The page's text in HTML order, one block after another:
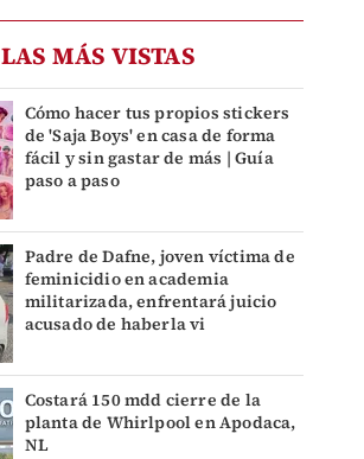
LAS MÁS VISTAS
Cómo hacer tus propios stickers
de 'Saja Boys' en casa de forma
fácil y sin gastar de más | Guía
paso a paso
Padre de Dafne, joven víctima de
feminicidio en academia
militarizada, enfrentará juicio
acusado de haberla vi
Costará 150 mdd cierre de la
planta de Whirlpool en Apodaca,
NL